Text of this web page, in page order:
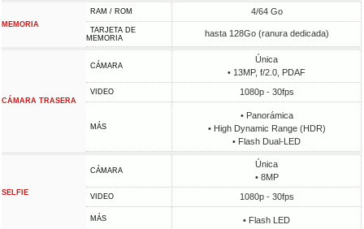
MEMORIA
RAM / ROM 4/64 Go
TARJETA DE
MEMORIA
hasta 128Go (ranura dedicada)
CÁMARA TRASERA
CÁMARA
Única
• 13MP, f/2.0, PDAF
VIDEO 1080p - 30fps
MÁS
• Panorámica
• High Dynamic Range (HDR)
• Flash Dual-LED
SELFIE
CÁMARA
Única
• 8MP
VIDEO 1080p - 30fps
MÁS • Flash LED